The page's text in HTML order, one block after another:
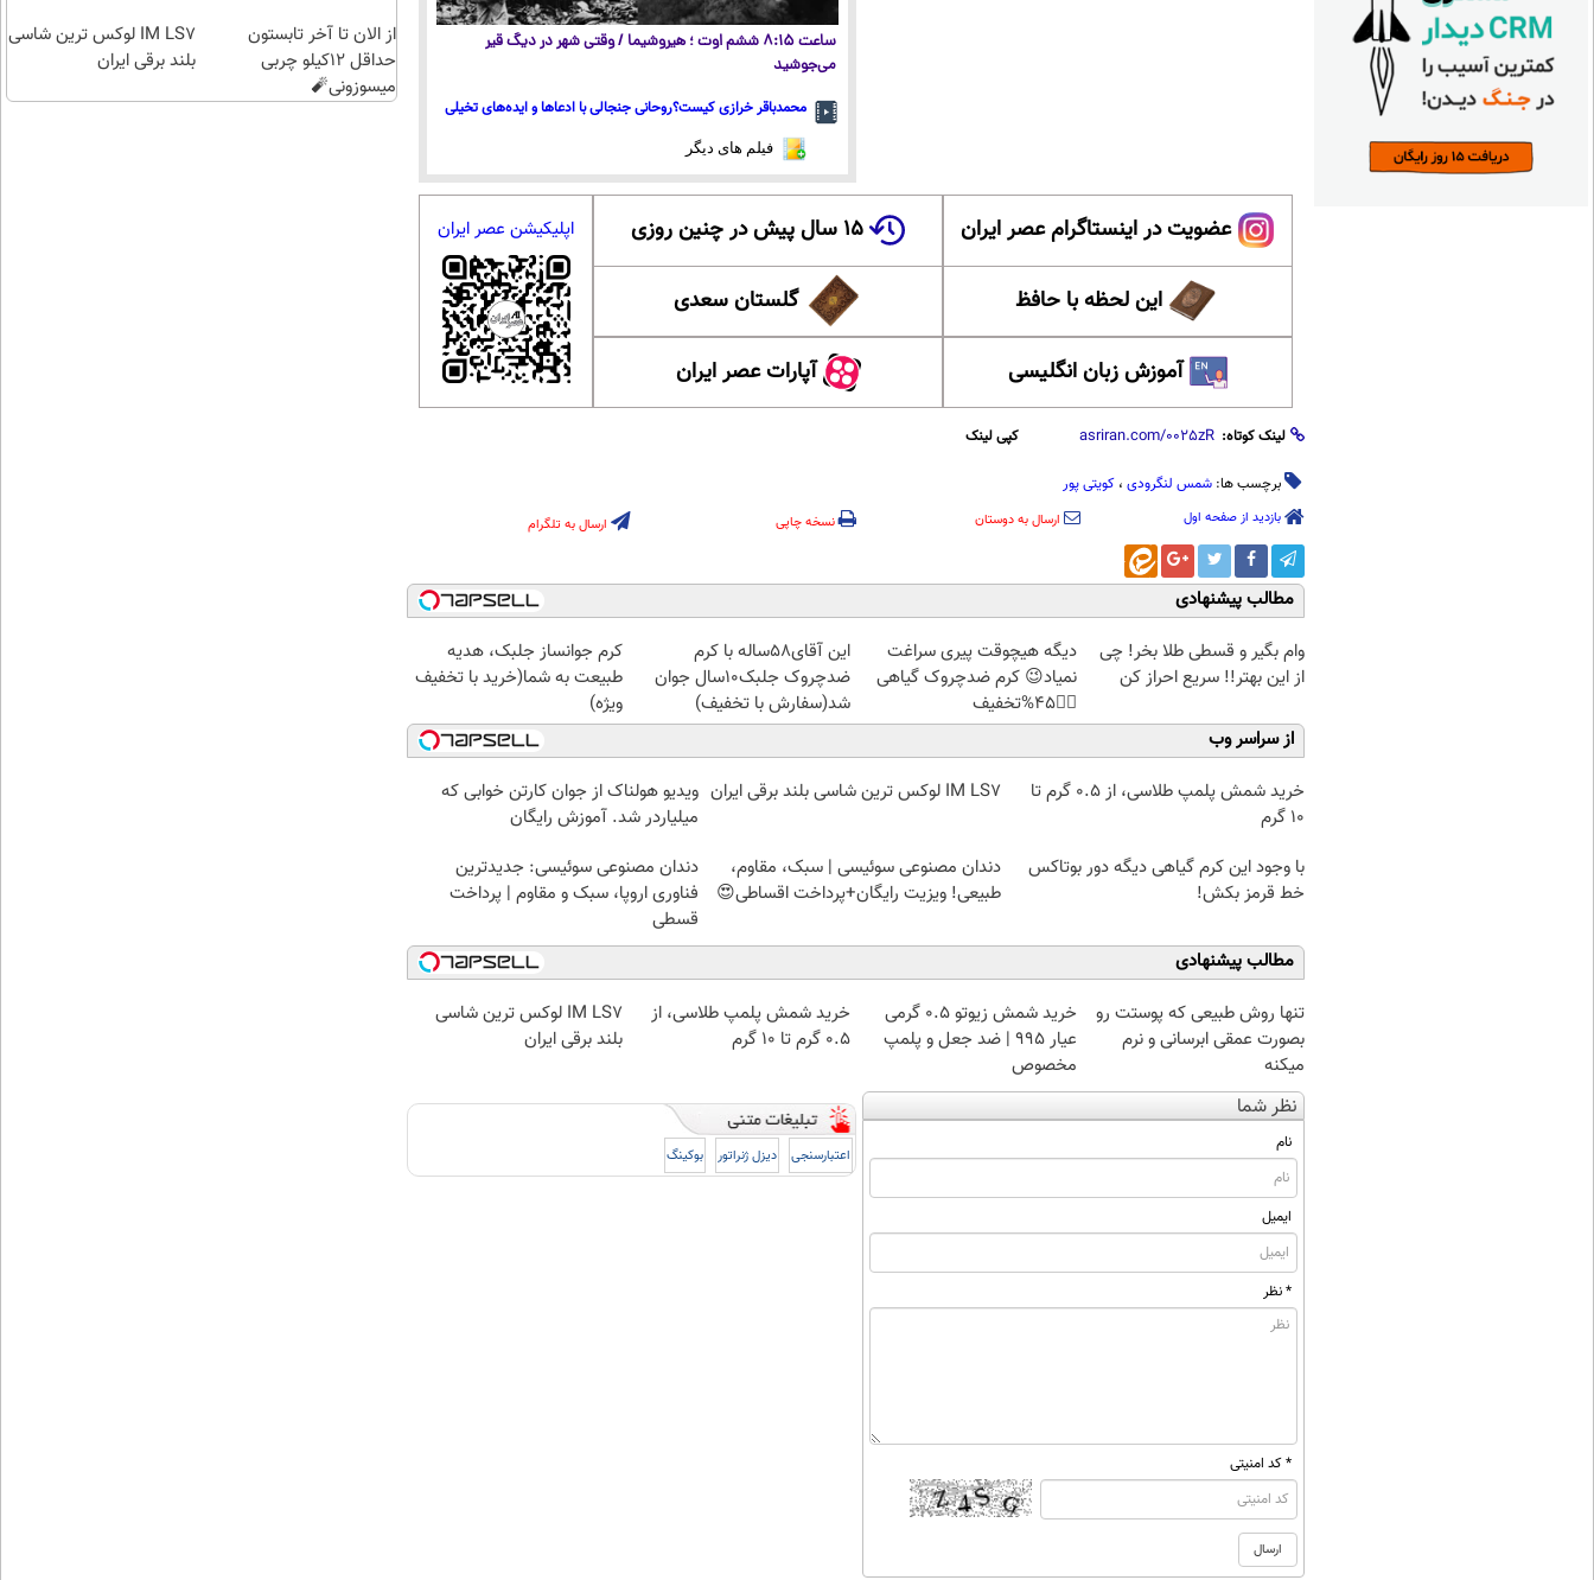
ساعت ۸:۱۵ ششم اوت ؛ هیروشیما / وقتی شهر در دیگ قیر
می‌جوشید
محمدباقر خرازی کیست؟روحانی جنجالی با ادعاها و ایده‌های تخیلی
فیلم های دیگر
عضویت در اینستاگرام عصر ایران ۱۵ سال پیش در چنین روزی
این لحظه با حافظ گلستان سعدی
آموزش زبان انگلیسی آپارات عصر ایران
اپلیکیشن عصر ایران
لینک کوتاه: کپی لینک
برچسب ها: شمس لنگرودی ، کویتی پور
بازدید از صفحه اول ارسال به دوستان نسخه چاپی ارسال به تلگرام
مطالب پیشنهادی
وام بگیر و قسطی طلا بخر! چی
از این بهتر!! سریع احراز کن
دیگه هیچوقت پیری سراغت
نمیاد😉 کرم ضدچروک گیاهی
👈🏻45%تخفیف
این آقای58ساله با کرم
ضدچروک جلبک10سال جوان
شد(سفارش با تخفیف)
کرم جوانساز جلبک، هدیه
طبیعت به شما(خرید با تخفیف
ویژه)
از سراسر وب
خرید شمش پلمپ طلاسی، از ۰.۵ گرم تا
۱۰ گرم
IM LS7 لوکس ترین شاسی بلند برقی ایران
ویدیو هولناک از جوان کارتن خوابی که
میلیاردر شد. آموزش رایگان
با وجود این کرم گیاهی دیگه دور بوتاکس
خط قرمز بکش!
دندان مصنوعی سوئیسی | سبک، مقاوم،
طبیعی! ویزیت رایگان+پرداخت اقساطی😍
دندان مصنوعی سوئیسی: جدیدترین
فناوری اروپا، سبک و مقاوم | پرداخت
قسطی
مطالب پیشنهادی
تنها روش طبیعی که پوستت رو
بصورت عمقی ابرسانی و نرم
میکنه
خرید شمش زیوتو ۰.۵ گرمی
عیار ۹۹۵ | ضد جعل و پلمپ
مخصوص
خرید شمش پلمپ طلاسی، از
۰.۵ گرم تا ۱۰ گرم
IM LS7 لوکس ترین شاسی
بلند برقی ایران
نظر شما
نام
ایمیل
* نظر
* کد امنیتی
اعتبارسنجی دیزل ژنراتور بوکینگ
از الان تا آخر تابستون
حداقل 12کیلو چربی
میسوزونی🧨
IM LS7 لوکس ترین شاسی
بلند برقی ایران